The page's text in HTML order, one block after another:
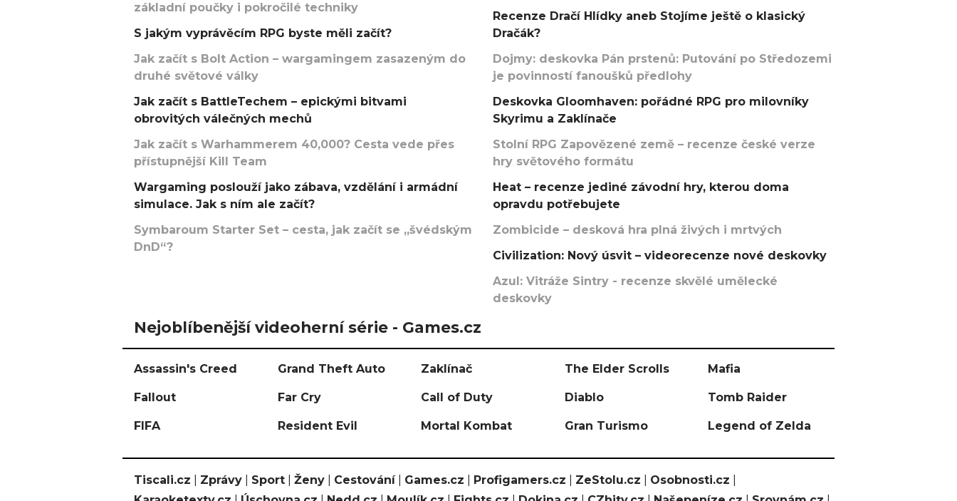
základní poučky i pokročilé techniky
S jakým vyprávěcím RPG byste měli začít?
Jak začít s Bolt Action – wargamingem zasazeným do
druhé světové války
Jak začít s BattleTechem – epickými bitvami
obrovitých válečných mechů
Jak začít s Warhammerem 40,000? Cesta vede přes
přístupnější Kill Team
Wargaming poslouží jako zábava, vzdělání i armádní
simulace. Jak s ním ale začít?
Symbaroum Starter Set – cesta, jak začít se „švédským
DnD“?
Recenze Dračí Hlídky aneb Stojíme ještě o klasický
Dračák?
Dojmy: deskovka Pán prstenů: Putování po Středozemi
je povinností fanoušků předlohy
Deskovka Gloomhaven: pořádné RPG pro milovníky
Skyrimu a Zaklínače
Stolní RPG Zapovězené země – recenze české verze
hry světového formátu
Heat – recenze jediné závodní hry, kterou doma
opravdu potřebujete
Zombicide – desková hra plná živých i mrtvých
Civilization: Nový úsvit – videorecenze nové deskovky
Azul: Vitráže Sintry - recenze skvělé umělecké
deskovky
Nejoblíbenější videoherní série - Games.cz
Assassin's Creed Grand Theft Auto Zaklínač The Elder Scrolls Mafia
Fallout Far Cry Call of Duty Diablo Tomb Raider
FIFA Resident Evil Mortal Kombat Gran Turismo Legend of Zelda
Tiscali.cz Zprávy Sport Ženy Cestování| Games.cz Profigamers.cz ZeStolu.cz Osobnosti.cz